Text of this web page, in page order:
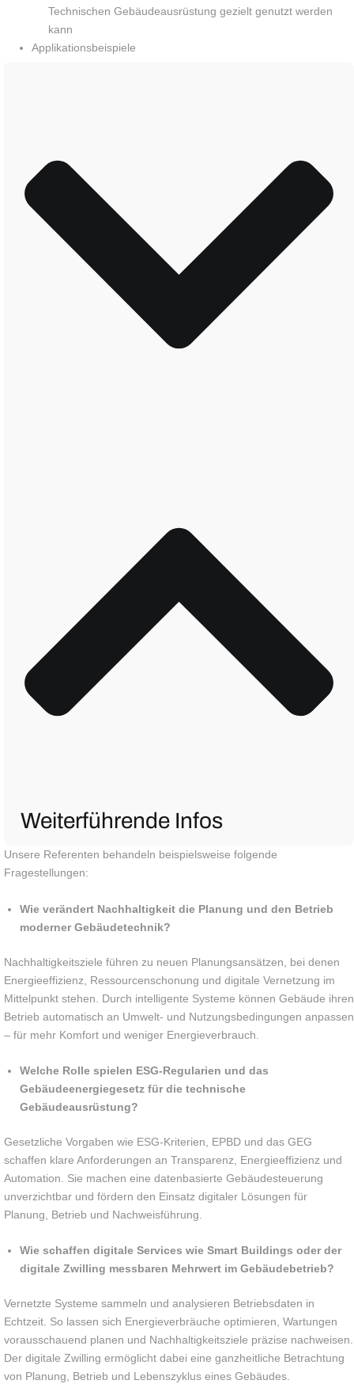
Technischen Gebäudeausrüstung gezielt genutzt werden
kann
Applikationsbeispiele
Weiterführende Infos
Unsere Referenten behandeln beispielsweise folgende
Fragestellungen:
Wie verändert Nachhaltigkeit die Planung und den Betrieb
moderner Gebäudetechnik?
Nachhaltigkeitsziele führen zu neuen Planungsansätzen, bei denen
Energieeffizienz, Ressourcenschonung und digitale Vernetzung im
Mittelpunkt stehen. Durch intelligente Systeme können Gebäude ihren
Betrieb automatisch an Umwelt- und Nutzungsbedingungen anpassen
– für mehr Komfort und weniger Energieverbrauch.
Welche Rolle spielen ESG-Regularien und das
Gebäudeenergiegesetz für die technische
Gebäudeausrüstung?
Gesetzliche Vorgaben wie ESG-Kriterien, EPBD und das GEG
schaffen klare Anforderungen an Transparenz, Energieeffizienz und
Automation. Sie machen eine datenbasierte Gebäudesteuerung
unverzichtbar und fördern den Einsatz digitaler Lösungen für
Planung, Betrieb und Nachweisführung.
Wie schaffen digitale Services wie Smart Buildings oder der
digitale Zwilling messbaren Mehrwert im Gebäudebetrieb?
Vernetzte Systeme sammeln und analysieren Betriebsdaten in
Echtzeit. So lassen sich Energieverbräuche optimieren, Wartungen
vorausschauend planen und Nachhaltigkeitsziele präzise nachweisen.
Der digitale Zwilling ermöglicht dabei eine ganzheitliche Betrachtung
von Planung, Betrieb und Lebenszyklus eines Gebäudes.